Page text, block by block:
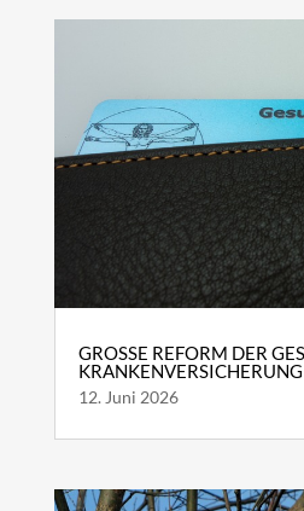
GROSSE REFORM DER
RANKENVERSICHERUNG
12. Juni 2026